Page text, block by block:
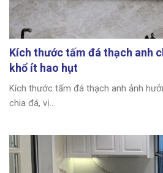
Kích thước tấm đá thạch anh
khổ ít hao hụt
Kích thước tấm đá thạch anh ảnh
chia đá, vị...